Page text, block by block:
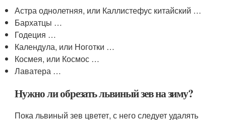
Астра однолетняя, или Каллистефус китайский …
Бархатцы …
Годеция …
Календула, или Ноготки …
Космея, или Космос …
Лаватера …
Нужно ли обрезать львиный зев на зиму?
Пока львиный зев цветет, с него следует удалять